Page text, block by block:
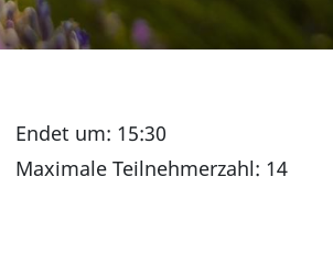
Endet um: 15:30
Maximale Teilnehmerzahl: 14